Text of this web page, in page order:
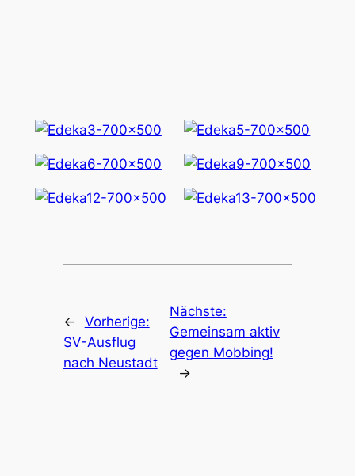
← Vorherige:
SV-Ausflug
nach Neustadt
Nächste:
Gemeinsam aktiv
gegen Mobbing!
→